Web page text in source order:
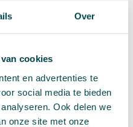
Over
cookies
en advertenties te
social media te bieden
Ook delen we
onze site met onze